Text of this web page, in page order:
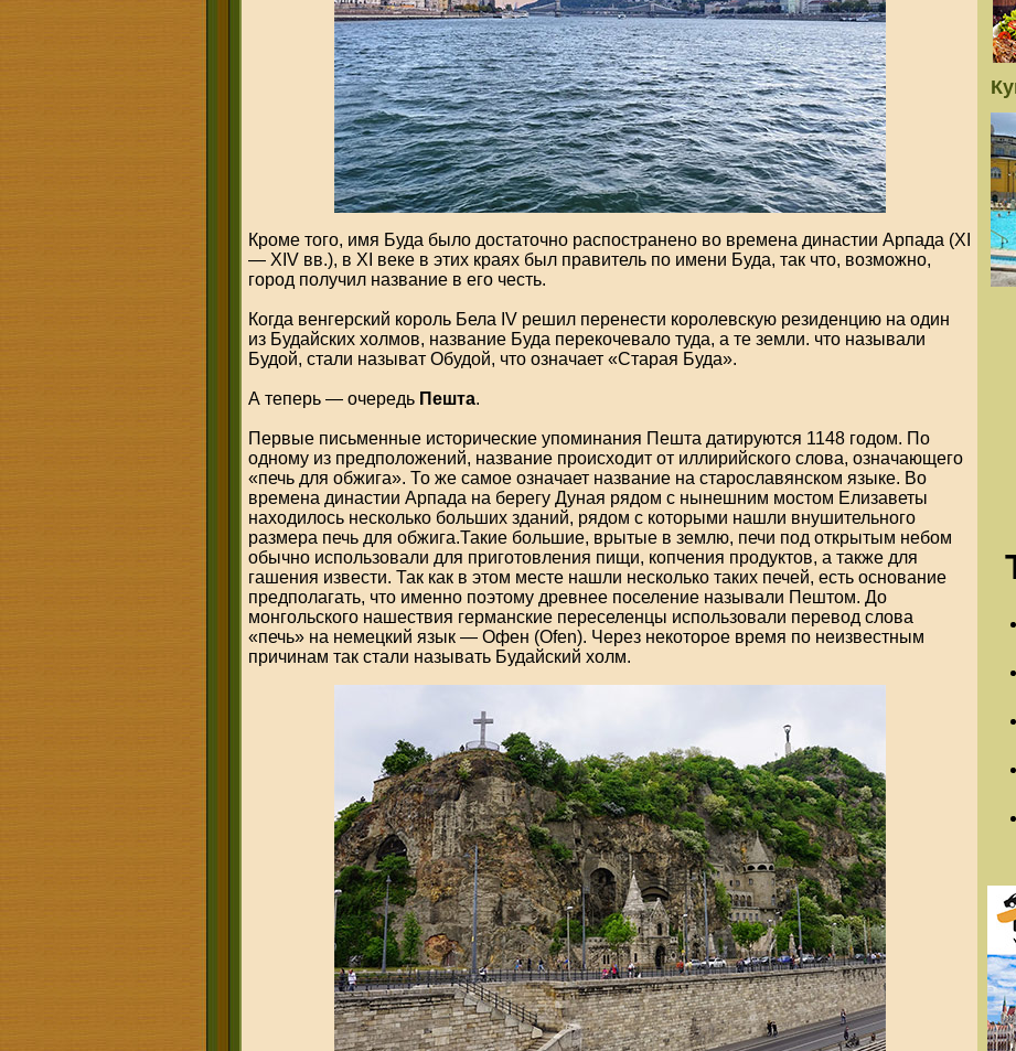
Кроме того, имя Буда было достаточно распостранено во времена династии Арпада (XI
— XIV вв.), в XI веке в этих краях был правитель по имени Буда, так что, возможно,
город получил название в его честь.
Когда венгерский король Бела IV решил перенести королевскую резиденцию на один
из Будайских холмов, название Буда перекочевало туда, а те земли. что называли
Будой, стали называт Обудой, что означает «Старая Буда».
А теперь — очередь Пешта.
Первые письменные исторические упоминания Пешта датируются 1148 годом. По
одному из предположений, название происходит от иллирийского слова, означающего
«печь для обжига». То же самое означает название на старославянском языке. Во
времена династии Арпада на берегу Дуная рядом с нынешним мостом Елизаветы
находилось несколько больших зданий, рядом с которыми нашли внушительного
размера печь для обжига.Такие большие, врытые в землю, печи под открытым небом
обычно использовали для приготовления пищи, копчения продуктов, а также для
гашения извести. Так как в этом месте нашли несколько таких печей, есть основание
предполагать, что именно поэтому древнее поселение называли Пештом. До
монгольского нашествия германские переселенцы использовали перевод слова
«печь» на немецкий язык — Офен (Ofen). Через некоторое время по неизвестным
причинам так стали называть Будайский холм.